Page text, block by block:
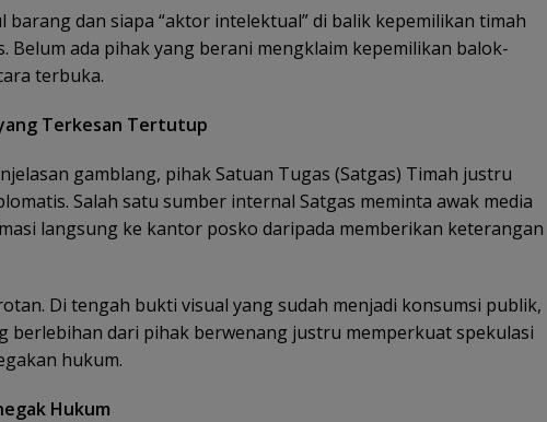
barang dan siapa “aktor intelektual” di balik kepemilikan timah
Belum ada pihak yang berani mengklaim kepemilikan balok-
terbuka.
Terkesan Tertutup
gamblang, pihak Satuan Tugas (Satgas) Timah justru
Salah satu sumber internal Satgas meminta awak media
langsung ke kantor posko daripada memberikan keterangan
Di tengah bukti visual yang sudah menjadi konsumsi publik,
berlebihan dari pihak berwenang justru memperkuat spekulasi
hukum.
Hukum